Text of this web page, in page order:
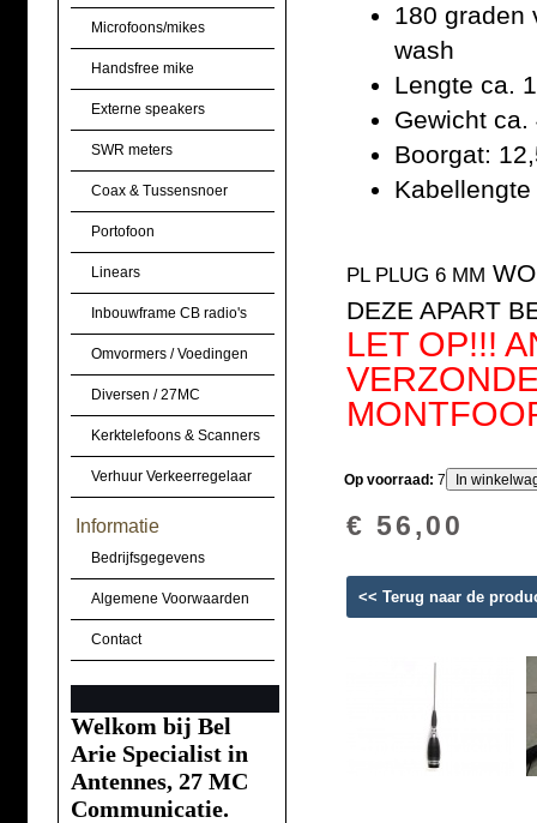
Microfoons/mikes
Handsfree mike
Externe speakers
SWR meters
Coax & Tussensnoer
Portofoon
Linears
Inbouwframe CB radio's
Omvormers / Voedingen
Diversen / 27MC
Kerktelefoons & Scanners
Verhuur Verkeerregelaar
Informatie
Bedrijfsgegevens
Algemene Voorwaarden
Contact
Welkom bij Bel
Arie Specialist in
Antennes, 27 MC
Communicatie.
180 graden
wash
Lengte ca.
Gewicht ca.
Boorgat:
PL PLUG 6 MM
DEZE APART
LET OP!!!
Op voorraad: 7
€ 56,00
<< Terug naar de